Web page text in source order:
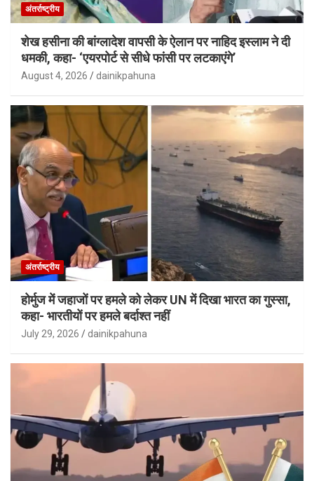
अंतर्राष्ट्रीय
शेख हसीना की बांग्लादेश वापसी के ऐलान पर नाहिद इस्लाम ने दी
धमकी, कहा- ‘एयरपोर्ट से सीधे फांसी पर लटकाएंगे’
August 4, 2026 dainikpahuna
अंतर्राष्ट्रीय
होर्मुज में जहाजों पर हमले को लेकर UN में दिखा भारत का गुस्सा,
कहा- भारतीयों पर हमले बर्दाश्त नहीं
July 29, 2026 dainikpahuna